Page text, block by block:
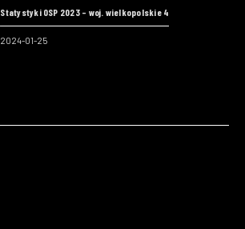
Statystyki OSP 2023 – woj. wielkopolskie 4
2024-01-25